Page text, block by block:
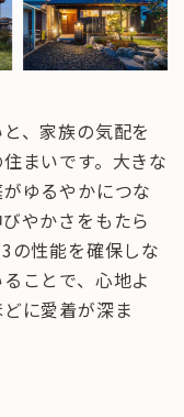
、家族の気配を
まいです。大きな
ゆるやかにつな
やかさをもたら
の性能を確保しな
ことで、心地よ
に愛着が深ま